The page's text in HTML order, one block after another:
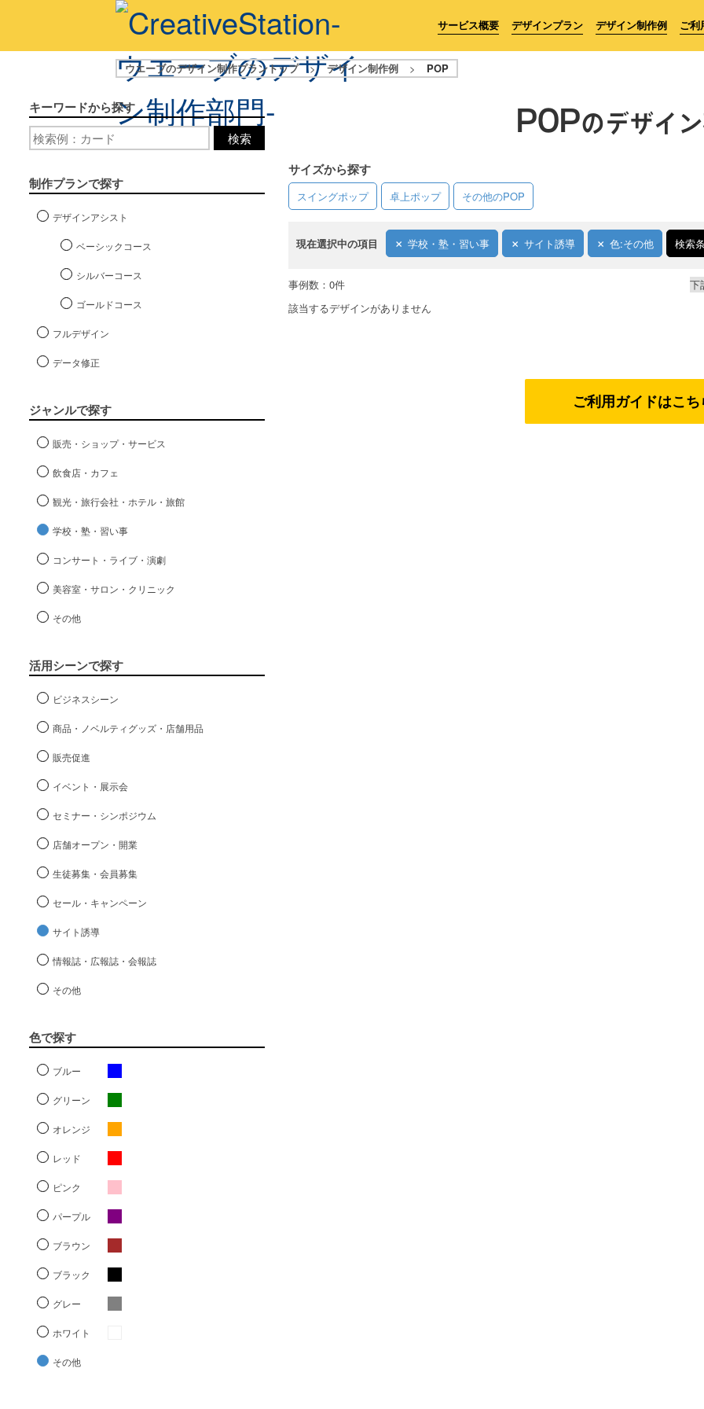
サービス概要 デザインプラン デザイン制作例 ご利
ウエーブのデザイン制作プラントップ > デザイン制作例 > POP
POPのデザイ
サイズから探す
スイングポップ 卓上ポップ その他のPOP
現在選択中の項目 学校・塾・習い事 サイト誘導 色:その他 検索
キーワードから探す
検索
制作プランで探す
デザインアシスト
ベーシックコース
シルバーコース
ゴールドコース
フルデザイン
データ修正
ジャンルで探す
販売・ショップ・サービス
飲食店・カフェ
観光・旅行会社・ホテル・旅館
学校・塾・習い事
コンサート・ライブ・演劇
美容室・サロン・クリニック
その他
活用シーンで探す
ビジネスシーン
商品・ノベルティグッズ・店舗用品
販売促進
イベント・展示会
セミナー・シンポジウム
店舗オープン・開業
生徒募集・会員募集
セール・キャンペーン
サイト誘導
情報誌・広報誌・会報誌
その他
色で探す
ブルー
グリーン
オレンジ
レッド
ピンク
パープル
ブラウン
ブラック
グレー
ホワイト
その他
事例数：0件
下
該当するデザインがありません
ご利用ガイドはこ